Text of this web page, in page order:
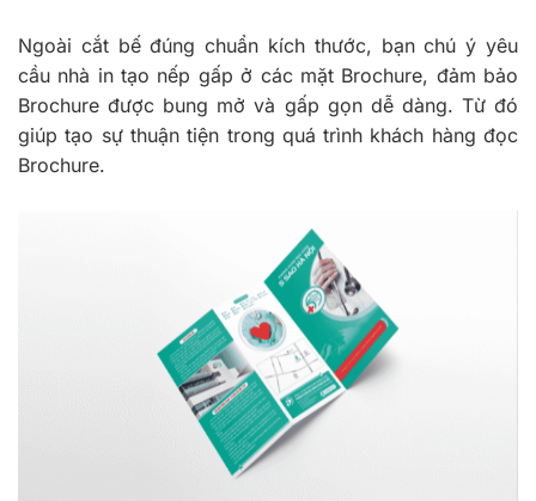
Ngoài cắt bế đúng chuẩn kích thước, bạn chú ý yêu
cầu nhà in tạo nếp gấp ở các mặt Brochure, đảm bảo
Brochure được bung mở và gấp gọn dễ dàng. Từ đó
giúp tạo sự thuận tiện trong quá trình khách hàng đọc
Brochure.